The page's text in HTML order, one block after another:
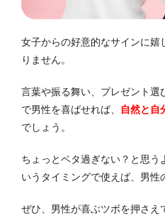
女子からの好意的なサインに嬉
りません。
言葉や振る舞い、プレゼント選
で男性を喜ばせれば、
自然と自
でしょう。
ちょっとベタ過ぎない？と思う
いうタイミングで使えば、男性
ぜひ、男性が喜ぶツボを押さえ